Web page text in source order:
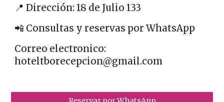
📍 Dirección: 18 de Julio 133
📲 Consultas y reservas por WhatsApp
Correo electronico:
hoteltborecepcion@gmail.com